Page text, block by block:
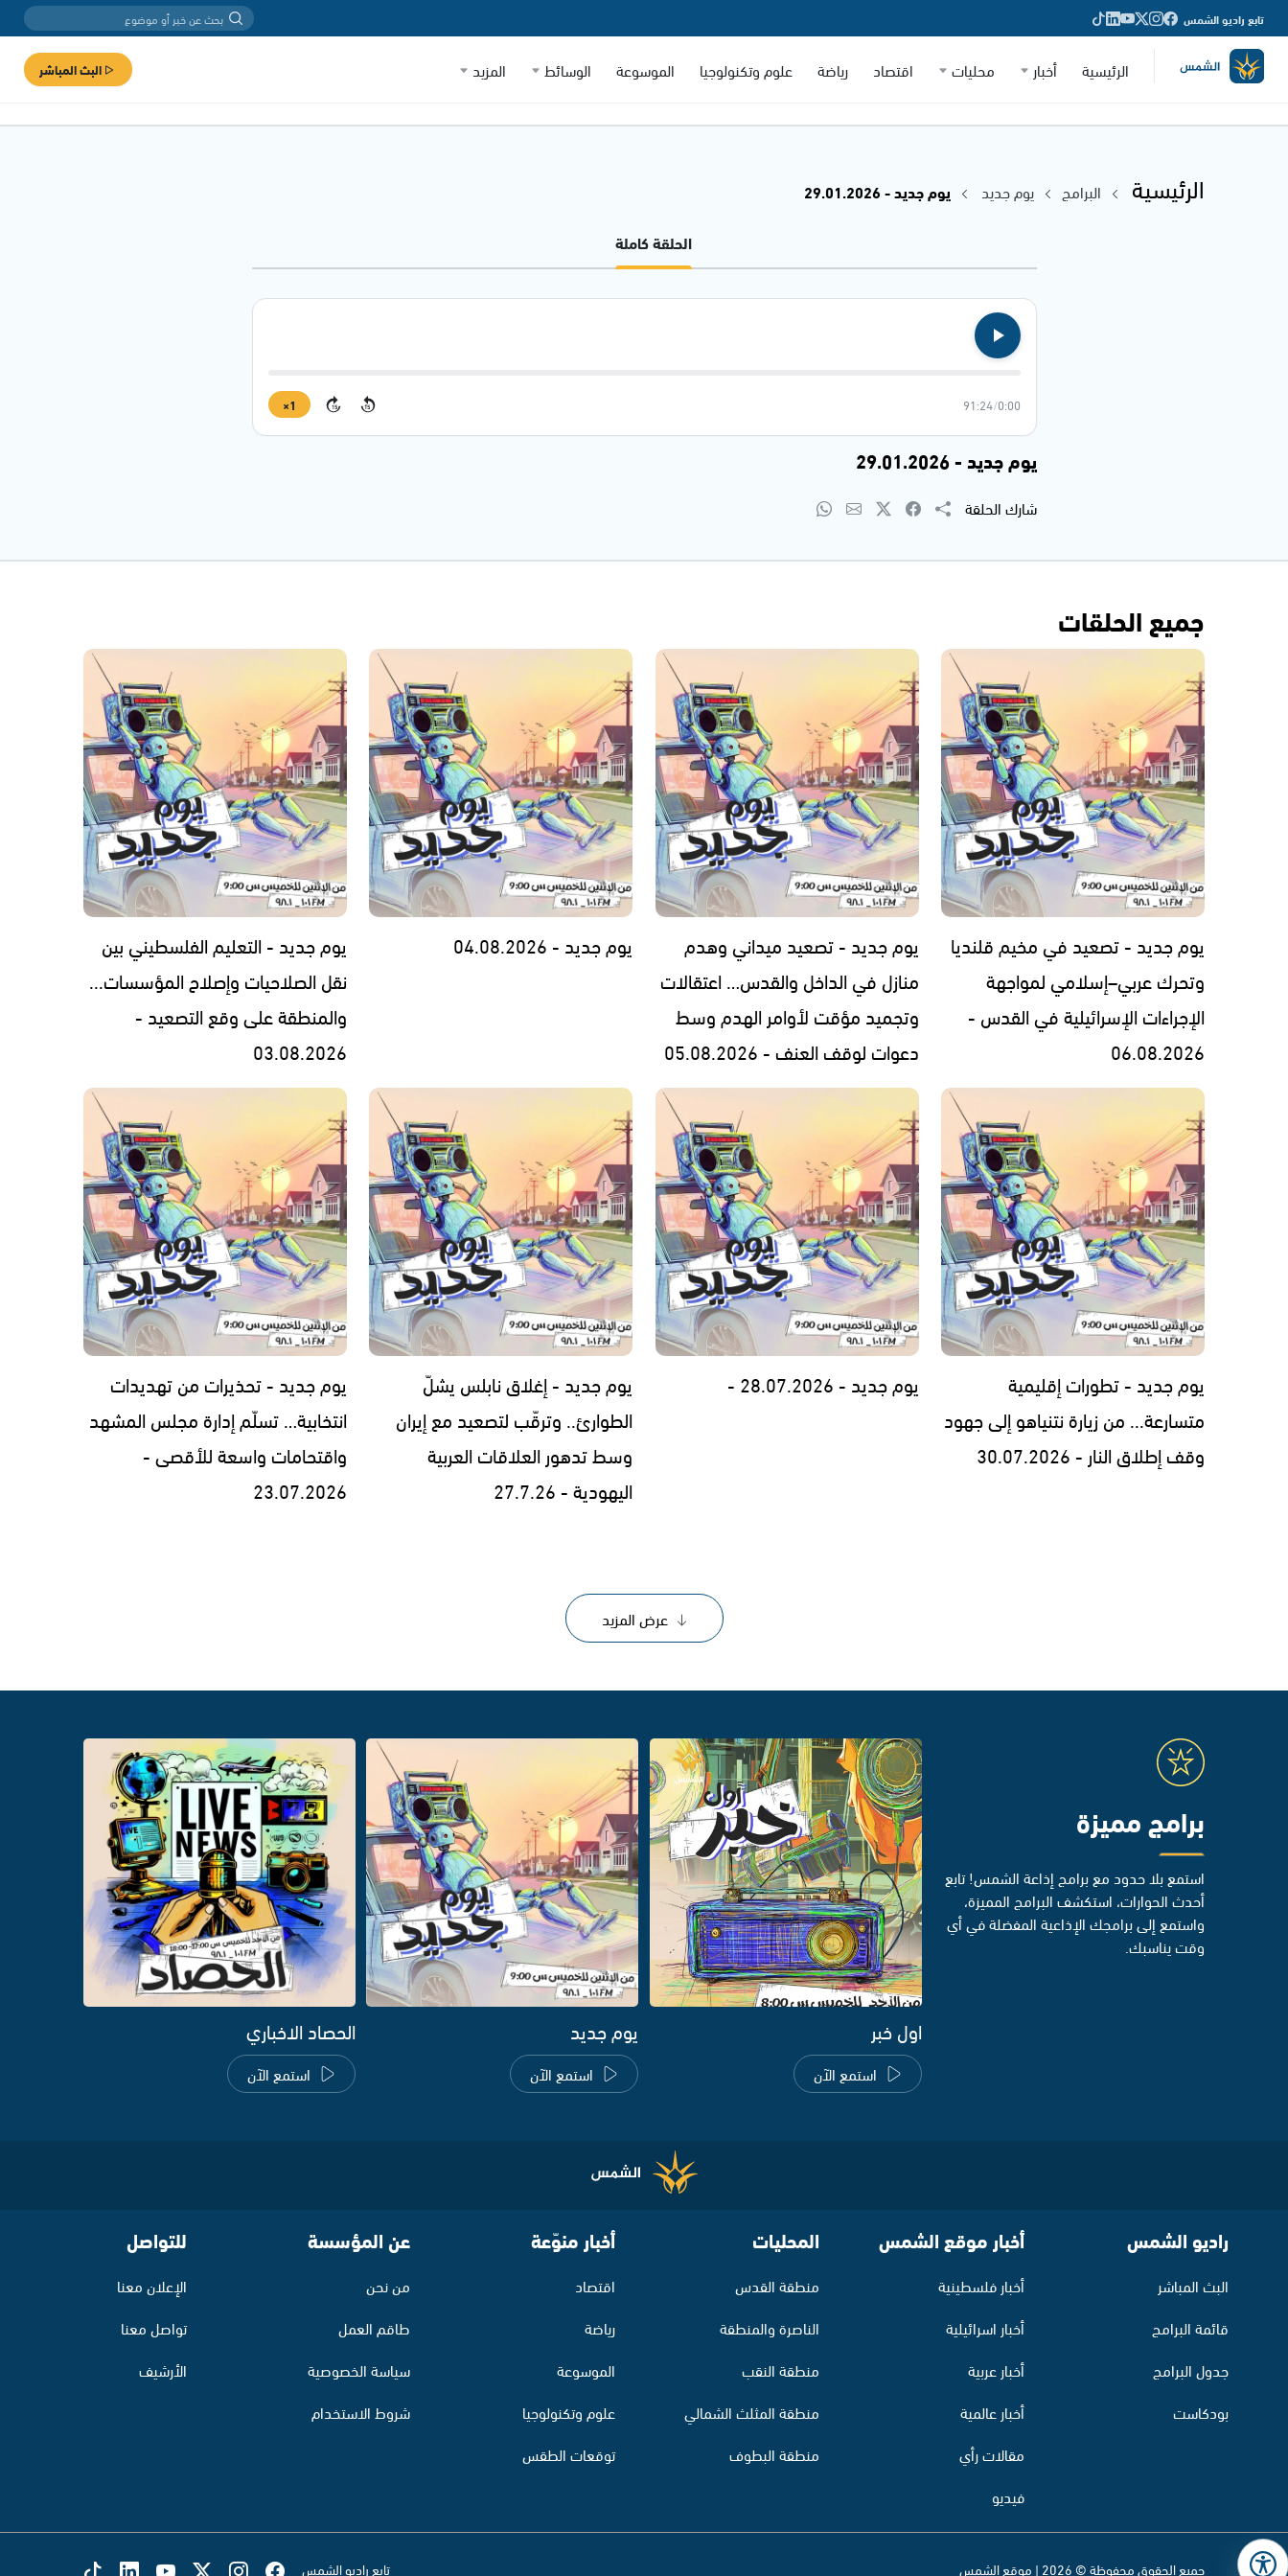
تابع راديو الشمس
الرئيسية أخبار محليات اقتصاد رياضة علوم وتكنولوجيا الموسوعة الوسائط المزيد البث المباشر
الرئيسية البرامج يوم جديد
يوم جديد - 29.01.2026
الحلقة كاملة
0:00
/
91:24
15
15
1×
يوم جديد - 29.01.2026
شارك الحلقة
جميع الحلقات
يوم جديد - تصعيد في مخيم قلنديا
وتحرك عربي–إسلامي لمواجهة
الإجراءات الإسرائيلية في القدس -
06.08.2026
يوم جديد - تصعيد ميداني وهدم
منازل في الداخل والقدس… اعتقالات
وتجميد مؤقت لأوامر الهدم وسط
دعوات لوقف العنف - 05.08.2026
يوم جديد - 04.08.2026
يوم جديد - التعليم الفلسطيني بين
نقل الصلاحيات وإصلاح المؤسسات...
والمنطقة على وقع التصعيد -
03.08.2026
يوم جديد - تطورات إقليمية
متسارعة... من زيارة نتنياهو إلى جهود
وقف إطلاق النار - 30.07.2026
يوم جديد - 28.07.2026 -
يوم جديد - إغلاق نابلس يشلّ
الطوارئ.. وترقّب لتصعيد مع إيران
وسط تدهور العلاقات العربية
اليهودية - 27.7.26
يوم جديد - تحذيرات من تهديدات
انتخابية… تسلّم إدارة مجلس المشهد
واقتحامات واسعة للأقصى -
23.07.2026
عرض المزيد
برامج مميزة
استمع بلا حدود مع برامج إذاعة الشمس! تابع
أحدث الحوارات، استكشف البرامج المميزة،
واستمع إلى برامجك الإذاعية المفضلة في أي
وقت يناسبك.
اول خبر
استمع الآن
يوم جديد
استمع الآن
الحصاد الاخباري
استمع الآن
راديو الشمس
البث المباشر
قائمة البرامج
جدول البرامج
بودكاست
أخبار موقع الشمس
أخبار فلسطينية
أخبار اسرائيلية
أخبار عربية
أخبار عالمية
مقالات رأي
فيديو
المحليات
منطقة القدس
الناصرة والمنطقة
منطقة النقب
منطقة المثلث الشمالي
منطقة البطوف
أخبار منوّعة
اقتصاد
رياضة
الموسوعة
علوم وتكنولوجيا
توقعات الطقس
عن المؤسسة
من نحن
طاقم العمل
سياسة الخصوصية
شروط الاستخدام
للتواصل
الإعلان معنا
تواصل معنا
الأرشيف
جميع الحقوق محفوظة © 2026 | موقع الشمس تابع راديو الشمس